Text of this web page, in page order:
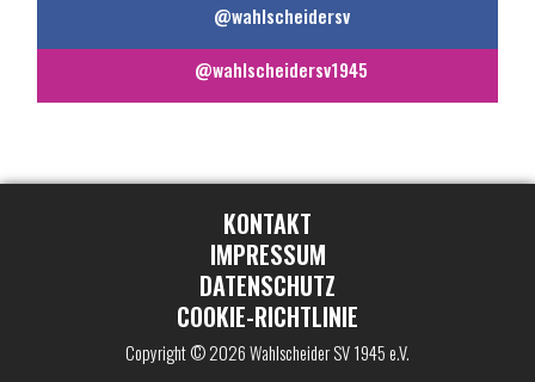
@wahlscheidersv
@wahlscheidersv1945
KONTAKT
IMPRESSUM
DATENSCHUTZ
COOKIE-RICHTLINIE
Copyright © 2026 Wahlscheider SV 1945 e.V.